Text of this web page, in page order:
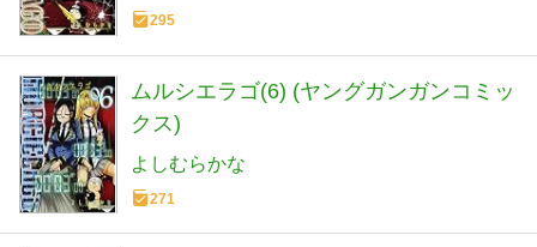
295
ムルシエラゴ(6) (ヤングガンガンコミッ
クス)
よしむらかな
271